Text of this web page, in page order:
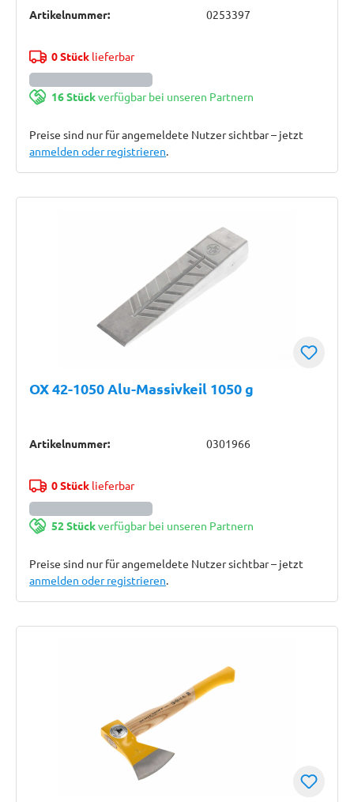
Artikelnummer: 0253397
0 Stücklieferbar
16 Stückverfügbar bei unseren Partnern
Preise sind nur für angemeldete Nutzer sichtbar – jetzt
anmelden oder registrieren.
OX 42-1050 Alu-Massivkeil 1050 g
Artikelnummer: 0301966
0 Stücklieferbar
52 Stückverfügbar bei unseren Partnern
Preise sind nur für angemeldete Nutzer sichtbar – jetzt
anmelden oder registrieren.